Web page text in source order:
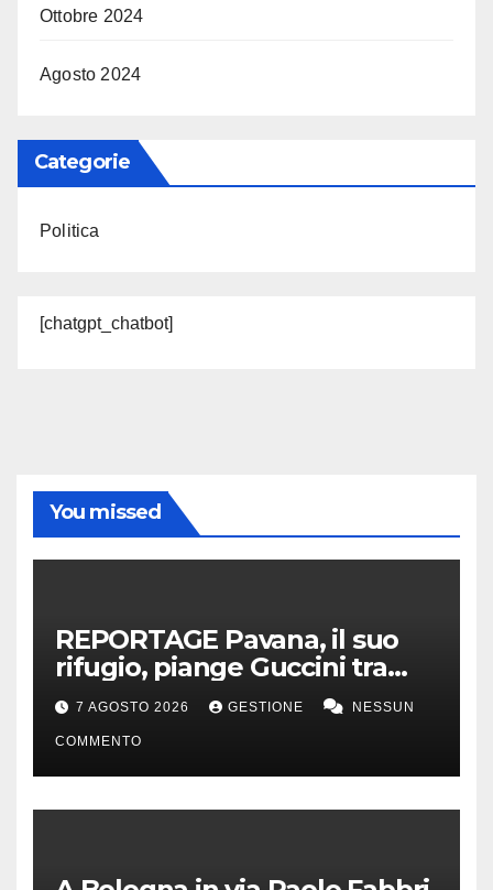
Ottobre 2024
Agosto 2024
Categorie
Politica
[chatgpt_chatbot]
You missed
REPORTAGE Pavana, il suo
rifugio, piange Guccini tra
silenzio, lacrime e fiori
7 AGOSTO 2026 GESTIONE NESSUN
COMMENTO